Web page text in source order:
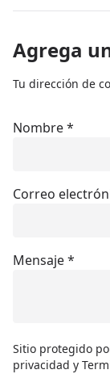
Agrega
Tu dirección de
Nombre*
Correo
Mensaje*
Sitio protegido
privacidad y